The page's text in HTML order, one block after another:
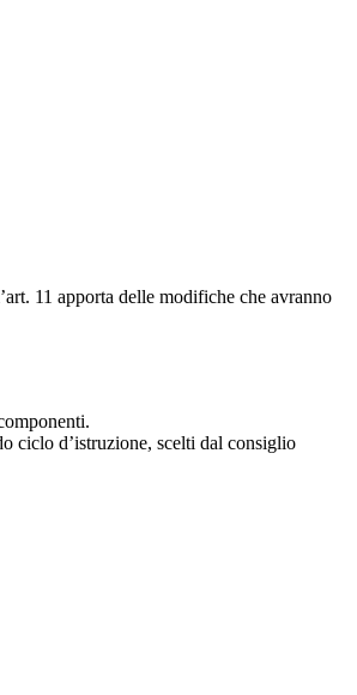
11 apporta delle modifiche che avranno
ciclo d’istruzione, scelti dal consiglio